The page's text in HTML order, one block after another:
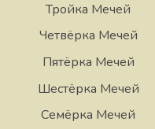
Тройка Мечей
Четвёрка Мечей
Пятёрка Мечей
Шестёрка Мечей
Семёрка Мечей